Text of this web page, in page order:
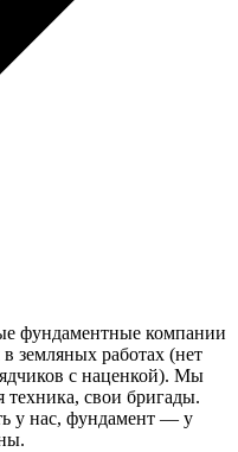
фундаментные компании
земляных работах (нет
с наценкой). Мы
техника, свои бригады.
у нас, фундамент — у